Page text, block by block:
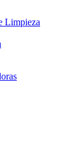
Limpieza